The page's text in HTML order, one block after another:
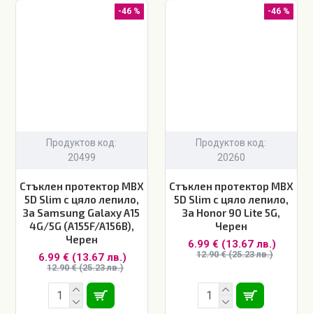
-46 %
Продуктов код:
20499
Стъклен протектор MBX
5D Slim с цяло лепило,
За Samsung Galaxy A15
4G/5G (A155F/A156B),
Черен
6.99 € (13.67 лв.)
12.90 € (25.23 лв.)
-46 %
Продуктов код:
20260
Стъклен протектор MBX
5D Slim с цяло лепило,
За Honor 90 Lite 5G,
Черен
6.99 € (13.67 лв.)
12.90 € (25.23 лв.)